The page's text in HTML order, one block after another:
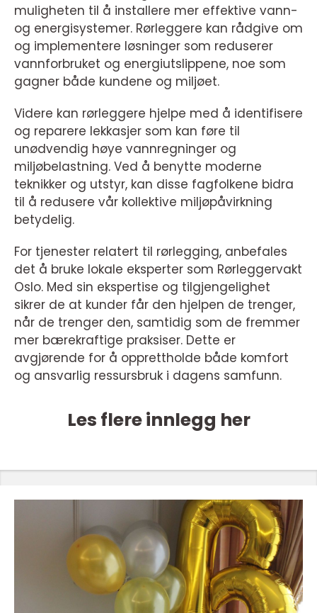
muligheten til å installere mer effektive vann-
og energisystemer. Rørleggere kan rådgive om
og implementere løsninger som reduserer
vannforbruket og energiutslippene, noe som
gagner både kundene og miljøet.
Videre kan rørleggere hjelpe med å identifisere
og reparere lekkasjer som kan føre til
unødvendig høye vannregninger og
miljøbelastning. Ved å benytte moderne
teknikker og utstyr, kan disse fagfolkene bidra
til å redusere vår kollektive miljøpåvirkning
betydelig.
For tjenester relatert til rørlegging, anbefales
det å bruke lokale eksperter som Rørleggervakt
Oslo. Med sin ekspertise og tilgjengelighet
sikrer de at kunder får den hjelpen de trenger,
når de trenger den, samtidig som de fremmer
mer bærekraftige praksiser. Dette er
avgjørende for å opprettholde både komfort
og ansvarlig ressursbruk i dagens samfunn.
Les flere innlegg her